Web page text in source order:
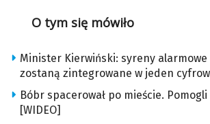
O tym się mówiło
Minister Kierwiński: syreny alarmowe
zostaną zintegrowane w jeden
Bóbr spacerował po mieście.
[WIDEO]